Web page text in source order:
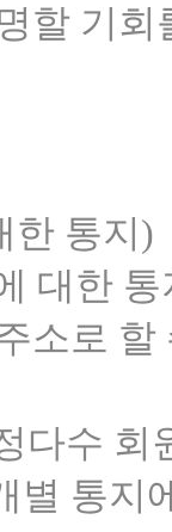
할 기회
한 통지)
대한 통
소로 할
다수 회
별 통지